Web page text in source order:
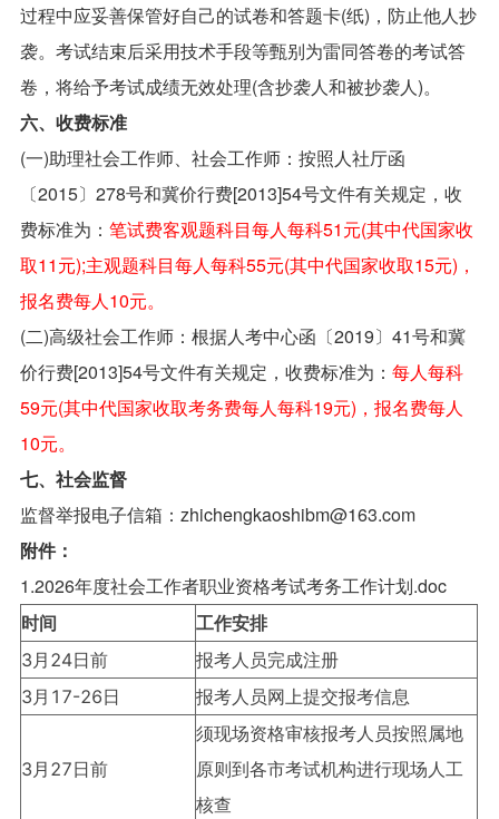
过程中应妥善保管好自己的试卷和答题卡(纸)，防止他人抄
袭。考试结束后采用技术手段等甄别为雷同答卷的考试答
卷，将给予考试成绩无效处理(含抄袭人和被抄袭人)。
六、收费标准
(一)助理社会工作师、社会工作师：按照人社厅函
〔2015〕278号和冀价行费[2013]54号文件有关规定，收
费标准为：笔试费客观题科目每人每科51元(其中代国家收
取11元);主观题科目每人每科55元(其中代国家收取15元)，
报名费每人10元。
(二)高级社会工作师：根据人考中心函〔2019〕41号和冀
价行费[2013]54号文件有关规定，收费标准为：每人每科
59元(其中代国家收取考务费每人每科19元)，报名费每人
10元。
七、社会监督
监督举报电子信箱：zhichengkaoshibm@163.com
附件：
1.2026年度社会工作者职业资格考试考务工作计划.doc
时间
工作安排
3月24日前
报考人员完成注册
3月17-26日
报考人员网上提交报考信息
3月27日前
须现场资格审核报考人员按照属地
原则到各市考试机构进行现场人工
核查